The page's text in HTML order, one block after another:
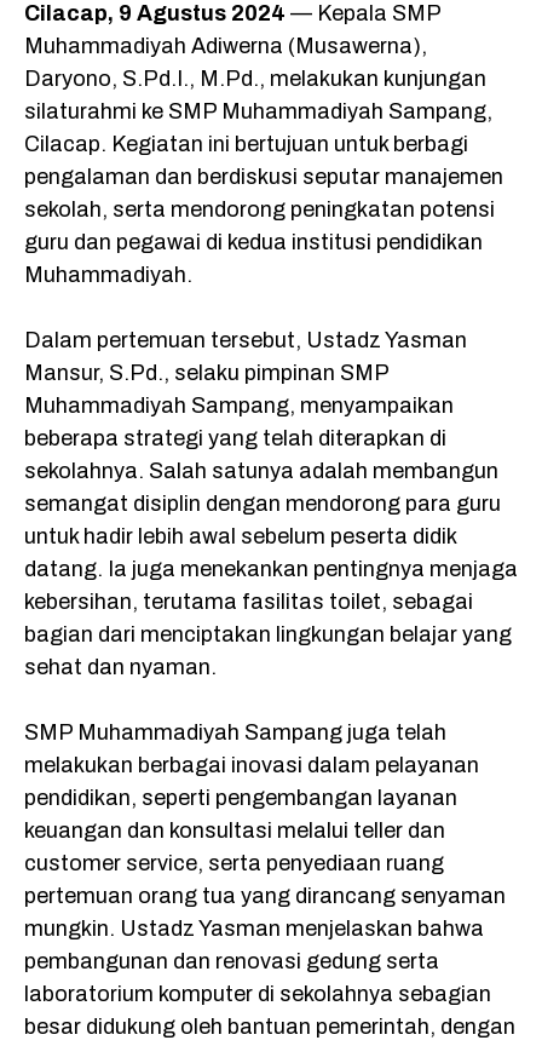
c
e
b
o
o
k
a
t
s
A
p
p
e
g
r
a
m
e
Cilacap, 9 Agustus 2024 — Kepala SMP
Muhammadiyah Adiwerna (Musawerna),
Daryono, S.Pd.I., M.Pd., melakukan kunjungan
silaturahmi ke SMP Muhammadiyah Sampang,
Cilacap. Kegiatan ini bertujuan untuk berbagi
pengalaman dan berdiskusi seputar manajemen
sekolah, serta mendorong peningkatan potensi
guru dan pegawai di kedua institusi pendidikan
Muhammadiyah.
Dalam pertemuan tersebut, Ustadz Yasman
Mansur, S.Pd., selaku pimpinan SMP
Muhammadiyah Sampang, menyampaikan
beberapa strategi yang telah diterapkan di
sekolahnya. Salah satunya adalah membangun
semangat disiplin dengan mendorong para guru
untuk hadir lebih awal sebelum peserta didik
datang. Ia juga menekankan pentingnya menjaga
kebersihan, terutama fasilitas toilet, sebagai
bagian dari menciptakan lingkungan belajar yang
sehat dan nyaman.
SMP Muhammadiyah Sampang juga telah
melakukan berbagai inovasi dalam pelayanan
pendidikan, seperti pengembangan layanan
keuangan dan konsultasi melalui teller dan
customer service, serta penyediaan ruang
pertemuan orang tua yang dirancang senyaman
mungkin. Ustadz Yasman menjelaskan bahwa
pembangunan dan renovasi gedung serta
laboratorium komputer di sekolahnya sebagian
besar didukung oleh bantuan pemerintah, dengan